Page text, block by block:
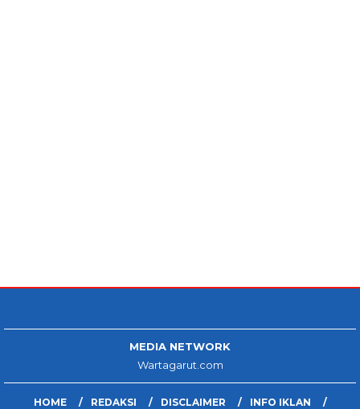
MEDIA NETWORK
Wartagarut.com
HOME REDAKSI DISCLAIMER INFO IKLAN